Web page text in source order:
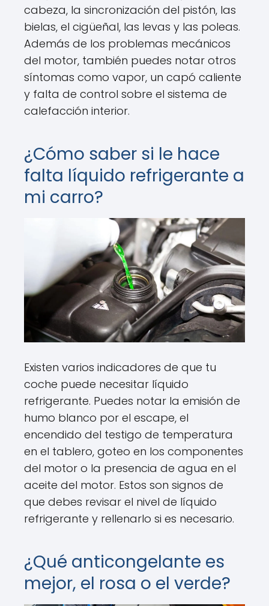
cabeza, la sincronización del pistón, las
bielas, el cigüeñal, las levas y las poleas.
Además de los problemas mecánicos
del motor, también puedes notar otros
síntomas como vapor, un capó caliente
y falta de control sobre el sistema de
calefacción interior.
¿Cómo saber si le hace
falta líquido refrigerante a
mi carro?
Existen varios indicadores de que tu
coche puede necesitar líquido
refrigerante. Puedes notar la emisión de
humo blanco por el escape, el
encendido del testigo de temperatura
en el tablero, goteo en los componentes
del motor o la presencia de agua en el
aceite del motor. Estos son signos de
que debes revisar el nivel de líquido
refrigerante y rellenarlo si es necesario.
¿Qué anticongelante es
mejor, el rosa o el verde?